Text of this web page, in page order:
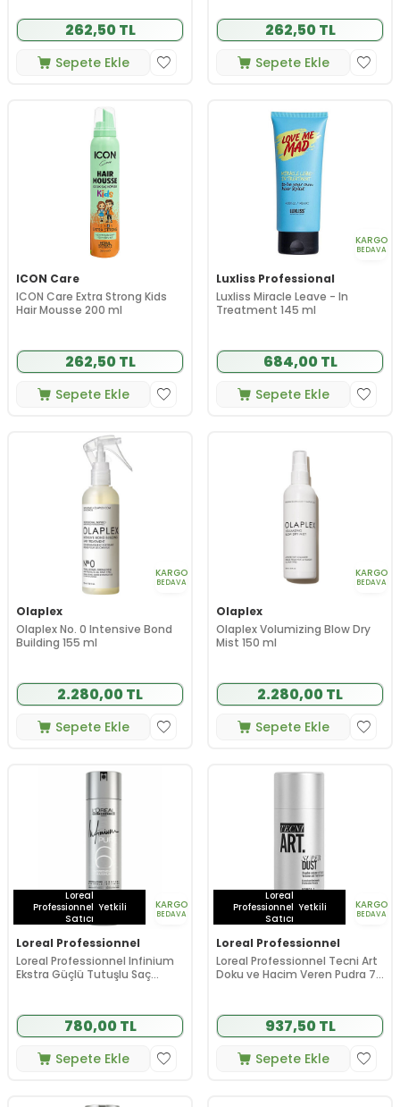
262,50 TL
Sepete Ekle
262,50 TL
Sepete Ekle
ICON Care
ICON Care Extra Strong Kids
Hair Mousse 200 ml
262,50 TL
Sepete Ekle
KARGO
BEDAVA
Luxliss Professional
Luxliss Miracle Leave - In
Treatment 145 ml
684,00 TL
Sepete Ekle
KARGO
BEDAVA
Olaplex
Olaplex No. 0 Intensive Bond
Building 155 ml
2.280,00 TL
Sepete Ekle
KARGO
BEDAVA
Olaplex
Olaplex Volumizing Blow Dry
Mist 150 ml
2.280,00 TL
Sepete Ekle
Loreal
Professionnel Yetkili
Satıcı
KARGO
BEDAVA
Loreal Professionnel
Loreal Professionnel Infinium
Ekstra Güçlü Tutuşlu Saç
780,00 TL
Sepete Ekle
Loreal
Professionnel Yetkili
Satıcı
KARGO
BEDAVA
Loreal Professionnel
Loreal Professionnel Tecni Art
Doku ve Hacim Veren Pudra 7
937,50 TL
Sepete Ekle